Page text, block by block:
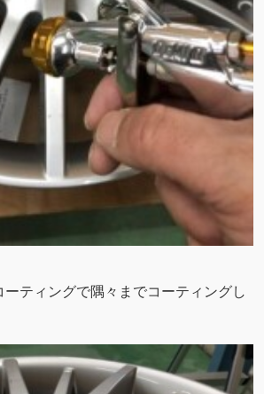
ーティングで隅々までコーティングし